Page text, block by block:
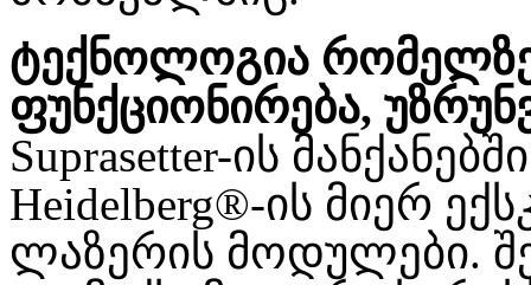
ტექნოლოგია
ფუნქციონირება,
Suprasetter-ის
Heidelberg®-ის მიერ
ლაზერის მოდულები.